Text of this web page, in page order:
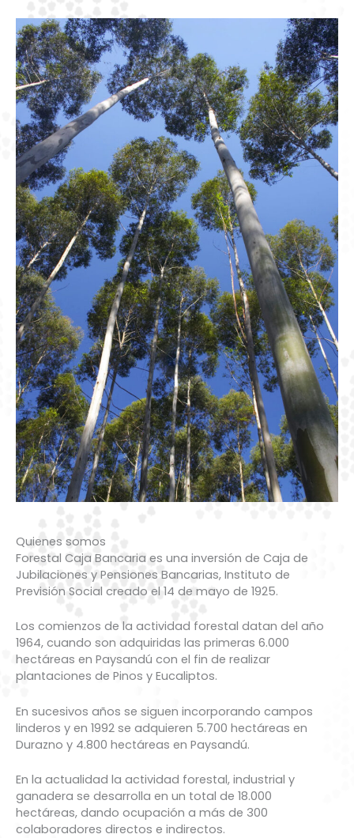
Quienes somos
Forestal Caja Bancaria es una inversión de Caja de
Jubilaciones y Pensiones Bancarias, Instituto de
Previsión Social creado el 14 de mayo de 1925.
Los comienzos de la actividad forestal datan del año
1964, cuando son adquiridas las primeras 6.000
hectáreas en Paysandú con el fin de realizar
plantaciones de Pinos y Eucaliptos.
En sucesivos años se siguen incorporando campos
linderos y en 1992 se adquieren 5.700 hectáreas en
Durazno y 4.800 hectáreas en Paysandú.
En la actualidad la actividad forestal, industrial y
ganadera se desarrolla en un total de 18.000
hectáreas, dando ocupación a más de 300
colaboradores directos e indirectos.